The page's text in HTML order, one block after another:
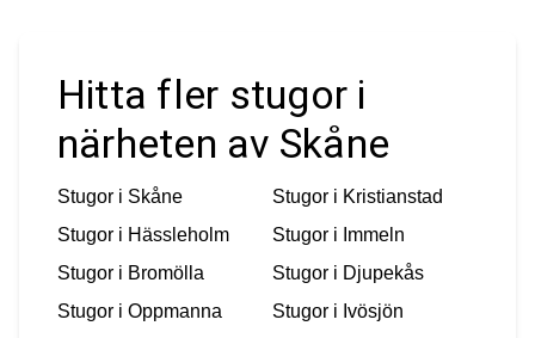
Hitta fler stugor i
närheten av Skåne
Stugor i Skåne Stugor i Kristianstad
Stugor i Hässleholm Stugor i Immeln
Stugor i Bromölla Stugor i Djupekås
Stugor i Oppmanna Stugor i Ivösjön